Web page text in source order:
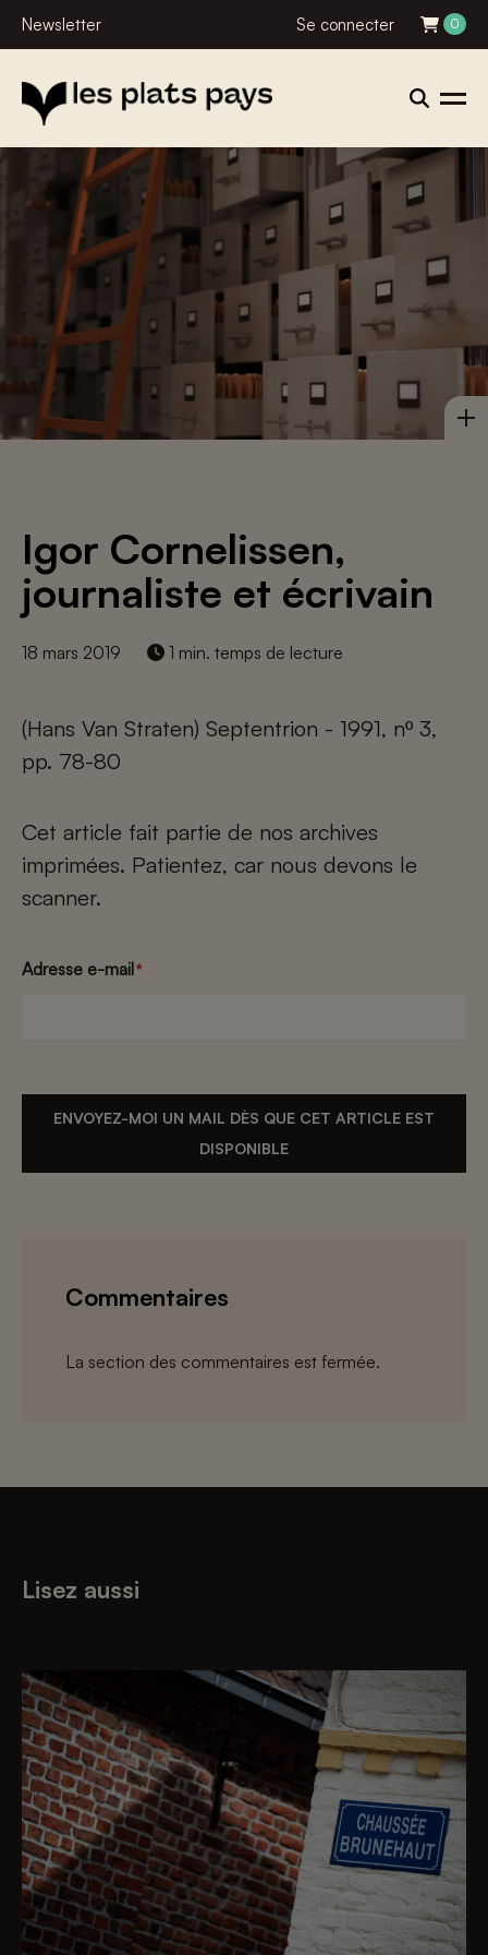
Newsletter Se connecter 0
Igor Cornelissen,
journaliste et écrivain
18 mars 2019 1 min. temps de lecture
(Hans Van Straten) Septentrion - 1991, nº 3,
pp. 78-80
Cet article fait partie de nos archives
imprimées. Patientez, car nous devons le
scanner.
Adresse e-mail*
ENVOYEZ-MOI UN MAIL DÈS QUE CET ARTICLE EST
DISPONIBLE
Commentaires
La section des commentaires est fermée.
Lisez aussi